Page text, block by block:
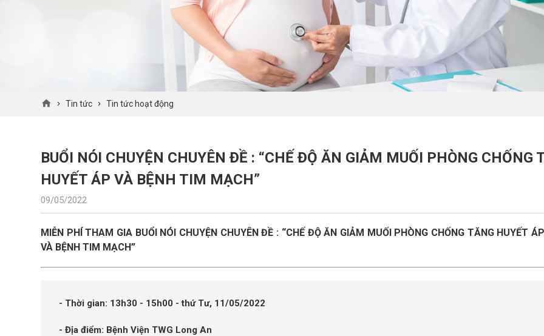
Tin tức Tin tức hoạt động
BUỔI NÓI CHUYỆN CHUYÊN ĐỀ : “CHẾ ĐỘ ĂN GIẢM MUỐI PHÒNG CHỐNG
HUYẾT ÁP VÀ BỆNH TIM MẠCH”
09/05/2022
MIỄN PHÍ THAM GIA BUỔI NÓI CHUYỆN CHUYÊN ĐỀ : “CHẾ ĐỘ ĂN GIẢM MUỐI PHÒNG CHỐNG TĂNG HUYẾT ÁP
VÀ BỆNH TIM MẠCH”
- Thời gian: 13h30 - 15h00 - thứ Tư, 11/05/2022
- Địa điểm: Bệnh Viện TWG Long An